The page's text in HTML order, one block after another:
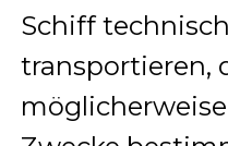
Schiff
transportieren,